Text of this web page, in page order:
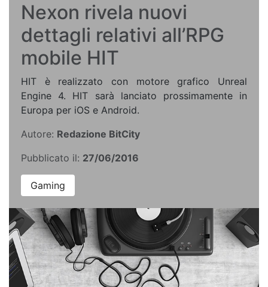
Nexon rivela nuovi
dettagli relativi all’RPG
mobile HIT
HIT è realizzato con motore grafico Unreal
Engine 4. HIT sarà lanciato prossimamente in
Europa per iOS e Android.
Autore: Redazione BitCity
Pubblicato il: 27/06/2016
Gaming